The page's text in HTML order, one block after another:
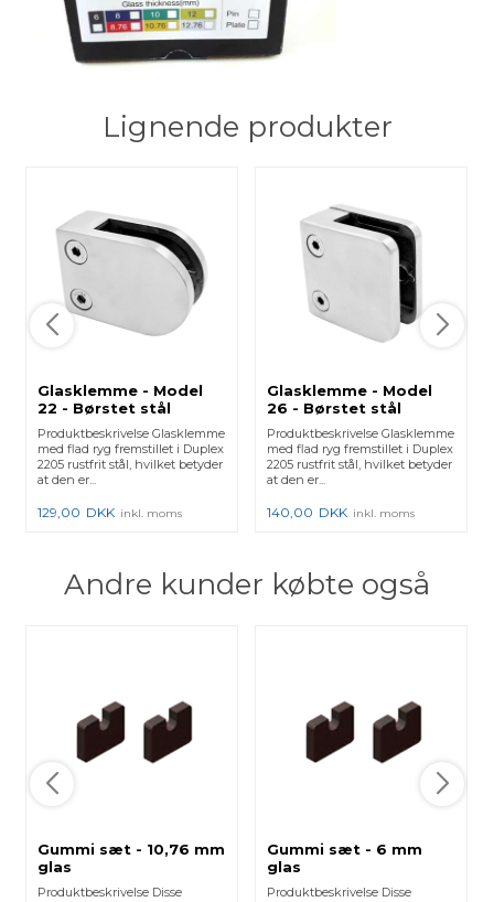
Lignende produkter
Glasklemme - Model
22 - Børstet stål
Produktbeskrivelse Glasklemme
med flad ryg fremstillet i Duplex
2205 rustfrit stål, hvilket betyder
at den er...
129,00 DKK inkl. moms
Glasklemme - Model
26 - Børstet stål
Produktbeskrivelse Glasklemme
med flad ryg fremstillet i Duplex
2205 rustfrit stål, hvilket betyder
at den er...
140,00 DKK inkl. moms
Andre kunder købte også
Gummi sæt - 10,76 mm
glas
Produktbeskrivelse Disse
Gummi sæt - 6 mm
glas
Produktbeskrivelse Disse